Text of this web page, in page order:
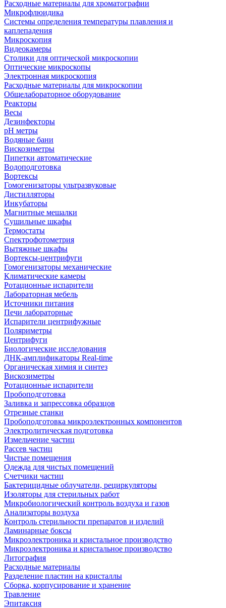
Расходные материалы для хроматографии
Микрофлюидика
Системы определения температуры плавления и
каплепадения
Микроскопия
Видеокамеры
Столики для оптической микроскопии
Оптические микроскопы
Электронная микроскопия
Расходные материалы для микроскопии
Общелабораторное оборудование
Реакторы
Весы
Дезинфекторы
рН метры
Водяные бани
Вискозиметры
Пипетки автоматические
Водоподготовка
Вортексы
Гомогенизаторы ультразвуковые
Дистилляторы
Инкубаторы
Магнитные мешалки
Сушильные шкафы
Термостаты
Спектрофотометрия
Вытяжные шкафы
Вортексы-центрифуги
Гомогенизаторы механические
Климатические камеры
Ротационные испарители
Лабораторная мебель
Источники питания
Печи лабораторные
Испарители центрифужные
Поляриметры
Центрифуги
Биологические исследования
ДНК-амплификаторы Real-time
Органическая химия и синтез
Вискозиметры
Ротационные испарители
Пробоподготовка
Заливка и запрессовка образцов
Отрезные станки
Пробоподготовка микроэлектронных компонентов
Электролитическая подготовка
Измельчение частиц
Рассев частиц
Чистые помещения
Одежда для чистых помещений
Счетчики частиц
Бактерицидные облучатели, рециркуляторы
Изоляторы для стерильных работ
Микробиологический контроль воздуха и газов
Анализаторы воздуха
Контроль стерильности препаратов и изделий
Ламинарные боксы
Микроэлектроника и кристальное производство
Микроэлектроника и кристальное производство
Литография
Расходные материалы
Разделение пластин на кристаллы
Сборка, корпусирование и хранение
Травление
Эпитаксия